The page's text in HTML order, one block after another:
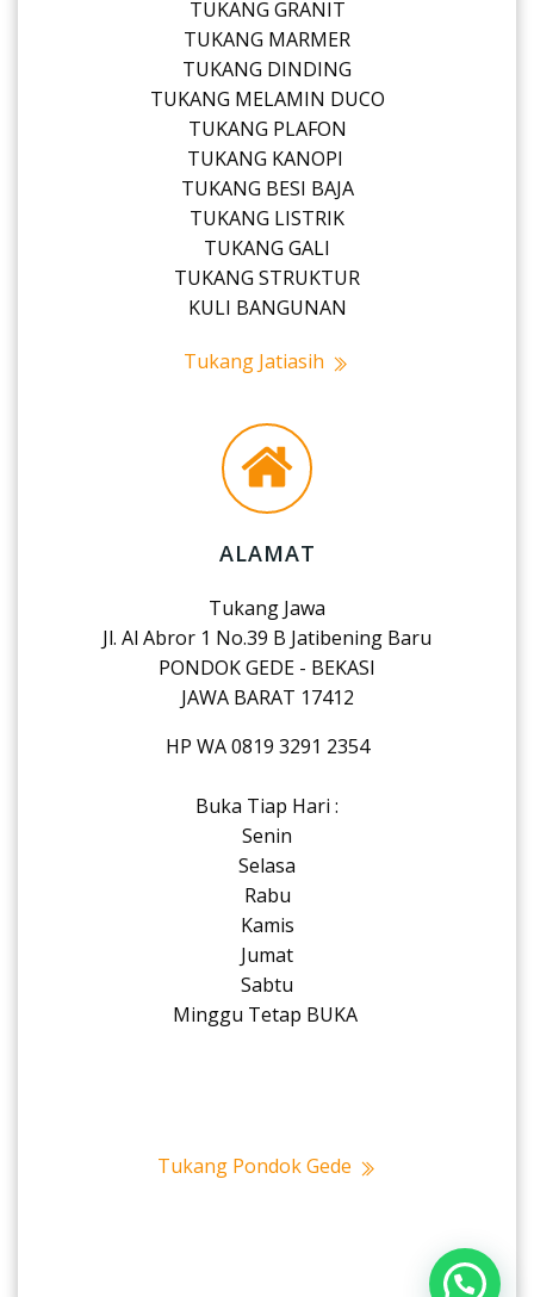
TUKANG GRANIT
TUKANG MARMER
TUKANG DINDING
TUKANG MELAMIN DUCO
TUKANG PLAFON
TUKANG KANOPI
TUKANG BESI BAJA
TUKANG LISTRIK
TUKANG GALI
TUKANG STRUKTUR
KULI BANGUNAN
Tukang Jatiasih
ALAMAT
Tukang Jawa
Jl. Al Abror 1 No.39 B Jatibening Baru
PONDOK GEDE - BEKASI
JAWA BARAT 17412
HP WA 0819 3291 2354
Buka Tiap Hari :
Senin
Selasa
Rabu
Kamis
Jumat
Sabtu
Minggu Tetap BUKA
Tukang Pondok Gede